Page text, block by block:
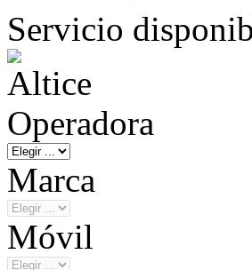
Servicio
Operadora
Marca
Móvil